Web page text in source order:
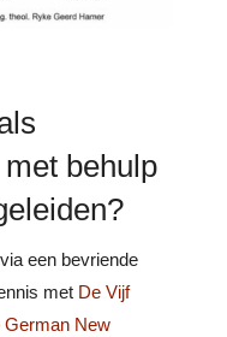
behulp
een bevriende
met De Vijf
German New